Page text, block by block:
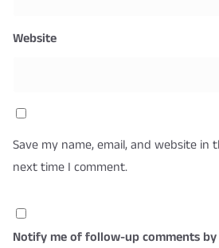
Website
Save my name, email, and website
next time I comment.
Notify me of follow-up comments by